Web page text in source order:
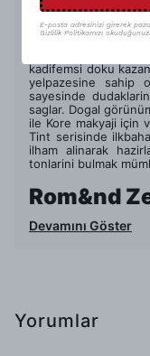
Rom&nd Zero
bir Kore makyaji
özel renk
kadifemsi doku
yelpazesine sahip
sayesinde
saglar. Dogal
ile Kore makyaji için
Tint serisinde
ilham alinarak
tonlarini bulmak
Rom&nd
Devamını Göster
Yorumlar
E-posta adresinizi girerek
Gizlilik Politikamızı